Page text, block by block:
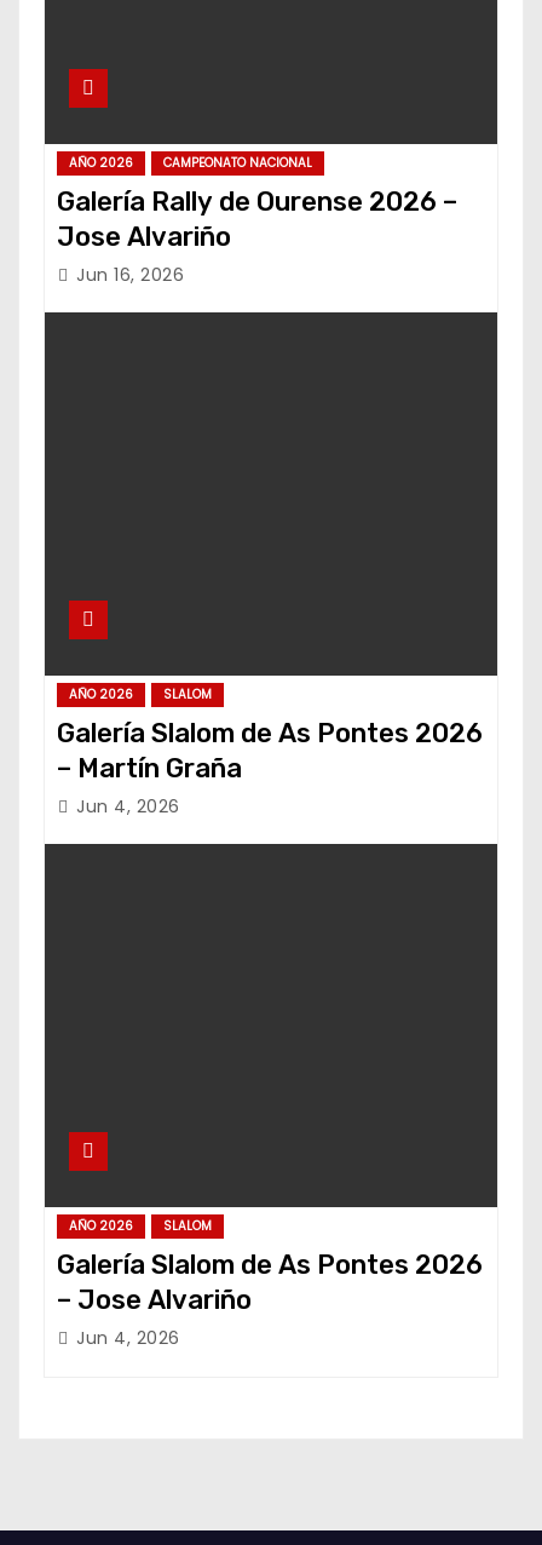
AÑO 2026 CAMPEONATO NACIONAL
Galería Rally de Ourense 2026 –
Jose Alvariño
Jun 16, 2026
AÑO 2026 SLALOM
Galería Slalom de As Pontes 2026
– Martín Graña
Jun 4, 2026
AÑO 2026 SLALOM
Galería Slalom de As Pontes 2026
– Jose Alvariño
Jun 4, 2026